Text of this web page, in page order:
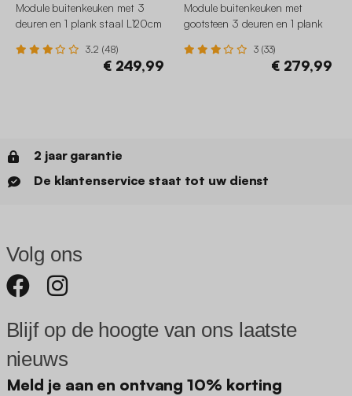
Module buitenkeuken met 3
deuren en 1 plank staal L120cm
3.2 (48)
€ 249,99
Module buitenkeuken met
gootsteen 3 deuren en 1 plank
3 (33)
€ 279,99
2 jaar garantie
De klantenservice staat tot uw dienst
Volg ons
Blijf op de hoogte van ons laatste
nieuws
Meld je aan en ontvang 10% korting